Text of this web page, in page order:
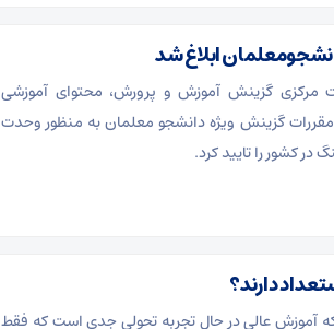
ابلاغ شد
مرکزی گزینش آموزش و پرورش، محتوای آموزشی
گزینش ویژه دانشجو معلمان به منظور وحدت
کشور را تایید کرد.
دارند؟
عالی در حال تجربه تحولی جدی است که فقط